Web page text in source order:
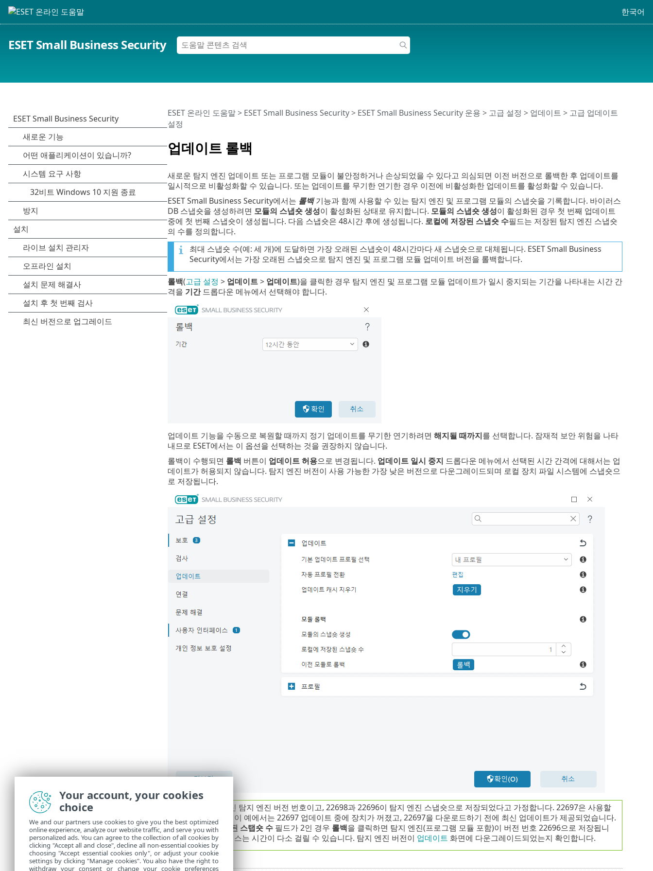
한국어
ESET Small Business Security
업데이트 롤백
ESET 온라인 도움말> ESET Small Business Security> ESET Small Business Security 운용 > 고급 설정 > 업데이트 > 고급 업데이트
설정
새로운 탐지 엔진 업데이트 또는 프로그램 모듈이 불안정하거나 손상되었을 수 있다고 의심되면 이전 버전으로 롤백한 후 업데이트를
일시적으로 비활성화할 수 있습니다. 또는 업데이트를 무기한 연기한 경우 이전에 비활성화한 업데이트를 활성화할 수 있습니다.
ESET Small Business Security에서는 롤백기능과 함께 사용할 수 있는 탐지 엔진 및 프로그램 모듈의 스냅숏을 기록합니다. 바이러스
DB 스냅숏을 생성하려면 모듈의 스냅숏 생성이 활성화된 상태로 유지합니다. 모듈의 스냅숏 생성이 활성화된 경우 첫 번째 업데이트
중에 첫 번째 스냅숏이 생성됩니다. 다음 스냅숏은 48시간 후에 생성됩니다. 로컬에 저장된 스냅숏 수필드는 저장된 탐지 엔진 스냅숏
의 수를 정의합니다.
최대 스냅숏 수(예: 세 개)에 도달하면 가장 오래된 스냅숏이 48시간마다 새 스냅숏으로 대체됩니다. ESET Small Business
Security에서는 가장 오래된 스냅숏으로 탐지 엔진 및 프로그램 모듈 업데이트 버전을 롤백합니다.
롤백(고급 설정 > 업데이트> 업데이트)을 클릭한 경우 탐지 엔진 및 프로그램 모듈 업데이트가 일시 중지되는 기간을 나타내는 시간 간
격을 기간드롭다운 메뉴에서 선택해야 합니다.
업데이트 기능을 수동으로 복원할 때까지 정기 업데이트를 무기한 연기하려면 해지될 때까지를 선택합니다. 잠재적 보안 위험을 나타
내므로 ESET에서는 이 옵션을 선택하는 것을 권장하지 않습니다.
롤백이 수행되면 롤백 버튼이 업데이트 허용으로 변경됩니다. 업데이트 일시 중지 드롭다운 메뉴에서 선택된 시간 간격에 대해서는 업
데이트가 허용되지 않습니다. 탐지 엔진 버전이 사용 가능한 가장 낮은 버전으로 다운그레이드되며 로컬 장치 파일 시스템에 스냅숏으
로 저장됩니다.
22700이 최신 탐지 엔진 버전 번호이고, 22698과 22696이 탐지 엔진 스냅숏으로 저장되었다고 가정합니다. 22697은 사용할
수 없습니다. 이 예에서는 22697 업데이트 중에 장치가 꺼졌고, 22697을 다운로드하기 전에 최신 업데이트가 제공되었습니다.
로컬에 저장된 스탭숏 수필드가 2인 경우 롤백을 클릭하면 탐지 엔진(프로그램 모듈 포함)이 버전 번호 22696으로 저장됩니
다. 이 프로세스는 시간이 다소 걸릴 수 있습니다. 탐지 엔진 버전이 업데이트 화면에 다운그레이드되었는지 확인합니다.
Your account, your cookies
choice
We and our partners use cookies to give you the best optimized
online experience, analyze our website traffic, and serve you with
personalized ads. You can agree to the collection of all cookies by
clicking "Accept all and close", decline all non-essential cookies by
choosing "Accept essential cookies only", or adjust your cookie
settings by clicking "Manage cookies". You also have the right to
withdraw your consent or change your cookie preferences